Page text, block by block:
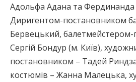
Адольфа Адана та Фердинанда
Диригентом-постановником
Бервецький,
Сергій Бондур (м. Київ),
постановником – Тадей
костюмів – Жанна Малецька,